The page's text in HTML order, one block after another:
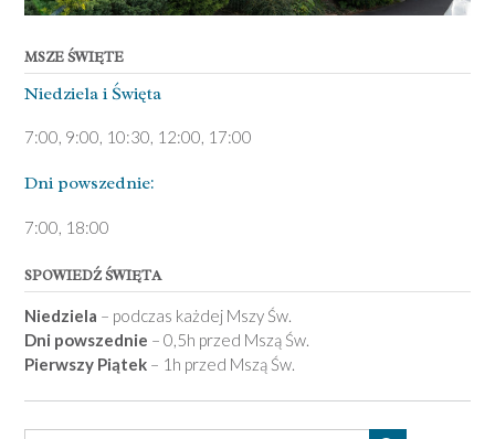
MSZE ŚWIĘTE
Niedziela ­i Święta
7:00, 9:00, 10:30, 12:00, 17:00
Dni pows­zednie:
7­:00, 18:00­
SPOWIEDŹ ŚWIĘTA
Niedziela – podczas każdej Mszy Św.
Dni powszednie – 0,5h przed Mszą Św.
Pierwszy Piątek – 1h przed Mszą Św.